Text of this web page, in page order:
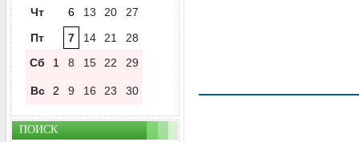
Чт 6 13 20
27
Пт
7 14 21
28
Сб
1 8 15 22 29
Вс 2 9 16 23 30
ПОИСК